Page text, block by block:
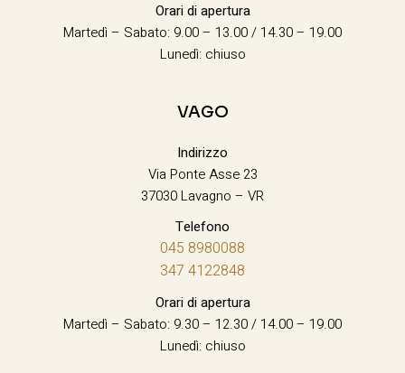
Orari di apertura
Martedì – Sabato: 9.00 – 13.00 / 14.30 – 19.00
Lunedì: chiuso
VAGO
Indirizzo
Via Ponte Asse 23
37030 Lavagno – VR
Telefono
045 8980088
347 4122848
Orari di apertura
Martedì – Sabato: 9.30 – 12.30 / 14.00 – 19.00
Lunedì: chiuso